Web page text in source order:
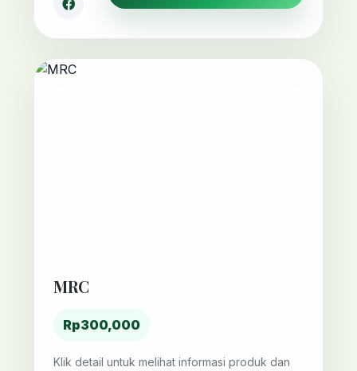
MRC
Rp300,000
Klik detail untuk melihat informasi produk dan